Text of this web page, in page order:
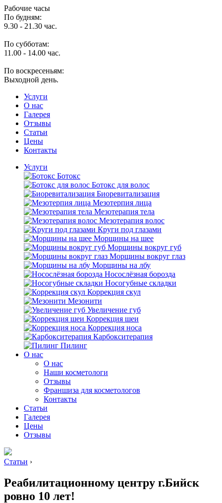
Рабочие часы
По будням:
9.30 - 21.30 час.
По субботам:
11.00 - 14.00 час.
По воскресеньям:
Выходной день.
Услуги
O нас
Галерея
Отзывы
Статьи
Цены
Контакты
Услуги
Ботокс
Ботокс для волос
Биоревитализация
Мезотерпия лица
Мезотерапия тела
Мезотерапия волос
Круги под глазами
Морщины на шее
Морщины вокруг губ
Морщины вокруг глаз
Морщины на лбу
Носослёзная борозда
Носогубные складки
Коррекция скул
Мезонити
Увеличение губ
Коррекция шеи
Коррекция носа
Карбокситерапия
Пилинг
O нас
O нас
Наши косметологи
Отзывы
Франшиза для косметологов
Контакты
Статьи
Галерея
Цены
Отзывы
Статьи ›
Реабилитационному центру г.Бийск
ровно 10 лет!